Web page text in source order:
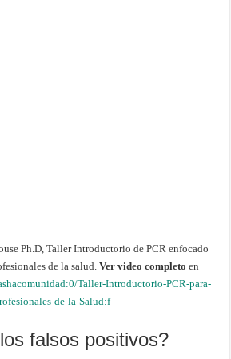
Ph.D, Taller Introductorio de PCR enfocado
de la salud. Ver video completo en
Taller-Introductorio-PCR-para-
de-la-Salud:f
falsos positivos?